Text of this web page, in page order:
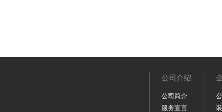
公司介绍
公司简介
服务宣言